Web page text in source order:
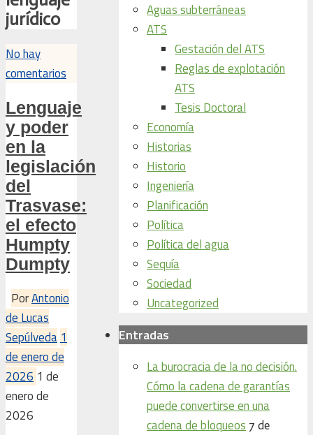
jurídico
No hay
comentarios
Lenguaje
y poder
en la
legislación
del
Trasvase:
el efecto
Humpty
Dumpty
PorAntonio
de Lucas
Sepúlveda 1
de enero de
2026 1 de
enero de
2026
Aguas subterráneas
ATS
Gestación del ATS
Reglas de explotación
ATS
Tesis Doctoral
Economía
Historias
Historio
Ingeniería
Planificación
Política
Política del agua
Sequía
Sociedad
Uncategorized
Entradas
La burocracia de la no decisión.
Cómo la cadena de garantías
puede convertirse en una
cadena de bloqueos 7 de